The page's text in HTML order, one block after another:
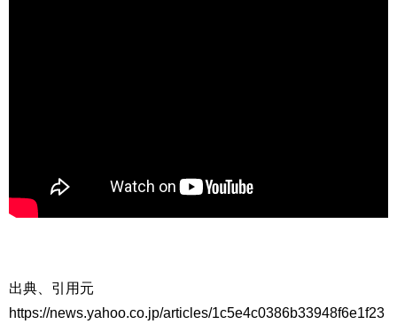
出典、引用元
https://news.yahoo.co.jp/articles/1c5e4c0386b33948f6e1f23